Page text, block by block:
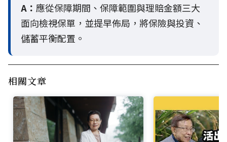
A： 應從保障期間、保障範圍與理賠金額三大
面向檢視保單，並提早佈局，將保險與投資、
儲蓄平衡配置。
相關文章